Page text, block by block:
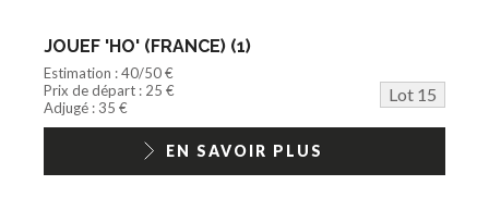
JOUEF 'HO' (FRANCE) (1)
Estimation : 40/50 €
Prix de départ : 25 €
Lot 15
Adjugé : 35 €
EN SAVOIR PLUS